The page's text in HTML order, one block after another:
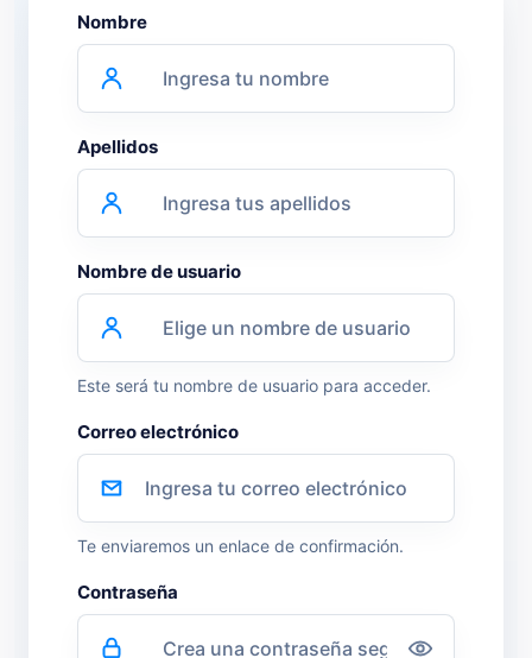
Ética Empresarial
Metodologías
Normas ISO
Nombre
Apellidos
Nombre de usuario
Este será tu nombre de usuario para acceder.
Correo electrónico
Te enviaremos un enlace de confirmación.
Contraseña